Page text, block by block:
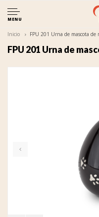
MENU
Inicio FPU 201 Urna de mascota de
FPU 201 Urna de